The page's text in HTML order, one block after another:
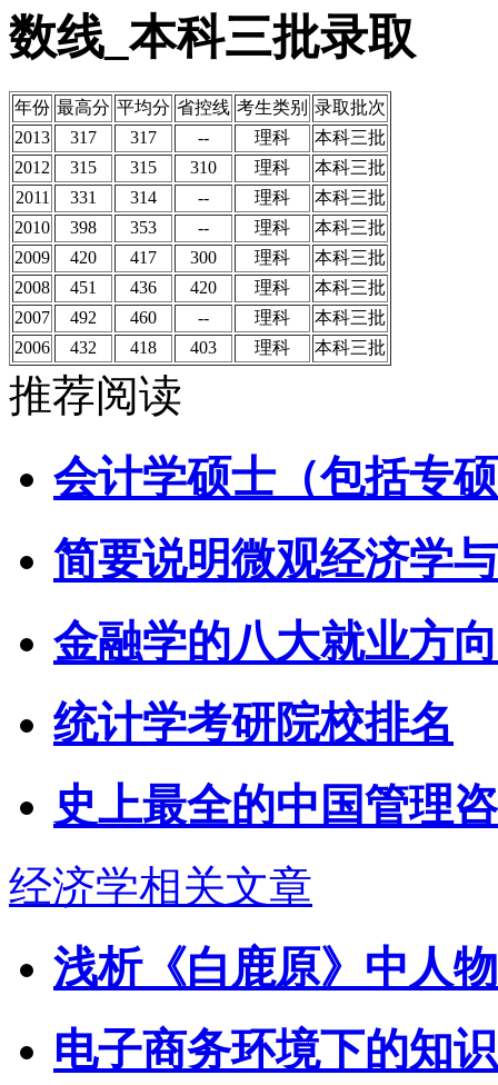
数线_本科三批录取
年份 最高分 平均分 省控线 考生类别 录取批次
2013
317 317 -- 理科
本科三批
2012
315 315 310 理科
本科三批
2011
331 314 -- 理科
本科三批
2010
398 353 -- 理科
本科三批
2009
420 417 300 理科
本科三批
2008
451 436 420 理科
本科三批
2007
492 460 -- 理科
本科三批
2006
432 418 403 理科 本科三批
推荐阅读
会计学硕士（包括专
简要说明微观经济学
金融学的八大就业方
统计学考研院校排名
史上最全的中国管理
经济学相关文章
浅析《白鹿原》中人
电子商务环境下的知